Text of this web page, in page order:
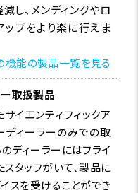
し、メンディングやロ
ップをより楽に行えま
機能の製品一覧を見る
取扱製品
イエンティフィックア
ディーラーのみでの取
ディーラーにはフライ
タッフがいて、製品に
スを受けることができ